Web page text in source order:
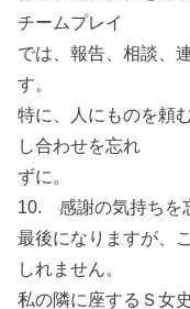
チームプレイ
では、報告、相談、
す。
特に、人にものを頼
し合わせを忘れ
ずに。
10. 感謝の気持ちを
最後になりますが、
しれません。
私の隣に座するＳ女